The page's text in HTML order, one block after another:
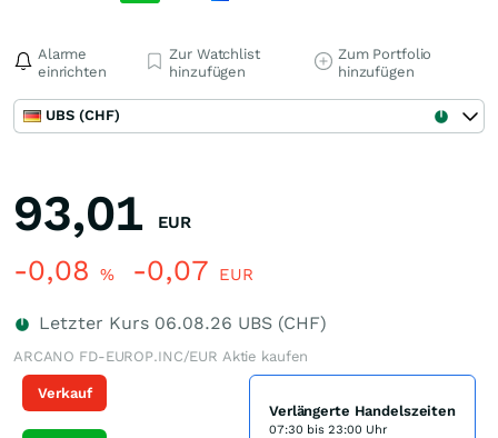
Alarme
einrichten
Zur Watchlist
hinzufügen
Zum Portfolio
hinzufügen
UBS (CHF)
93,01 EUR
-0,08 % -0,07 EUR
Letzter Kurs 06.08.26 UBS (CHF)
ARCANO FD-EUROP.INC/EUR Aktie kaufen
Verkauf
Verlängerte Handelszeiten
07:30 bis 23:00 Uhr